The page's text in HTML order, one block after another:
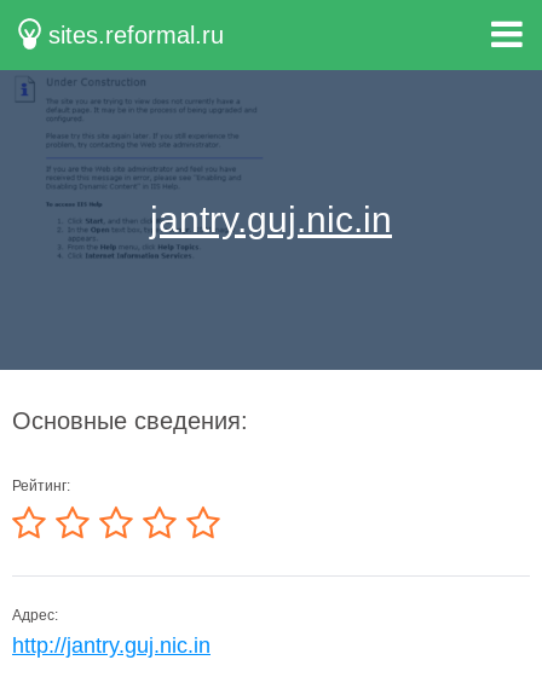
sites.reformal.ru
jantry.guj.nic.in
Основные сведения:
Рейтинг:
Адрес:
http://jantry.guj.nic.in